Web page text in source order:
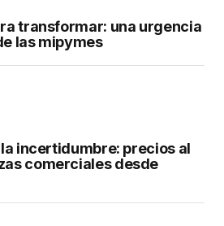
transformar: una urgencia
las mipymes
incertidumbre: precios al
comerciales desde